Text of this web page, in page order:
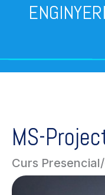
MS-
Curs